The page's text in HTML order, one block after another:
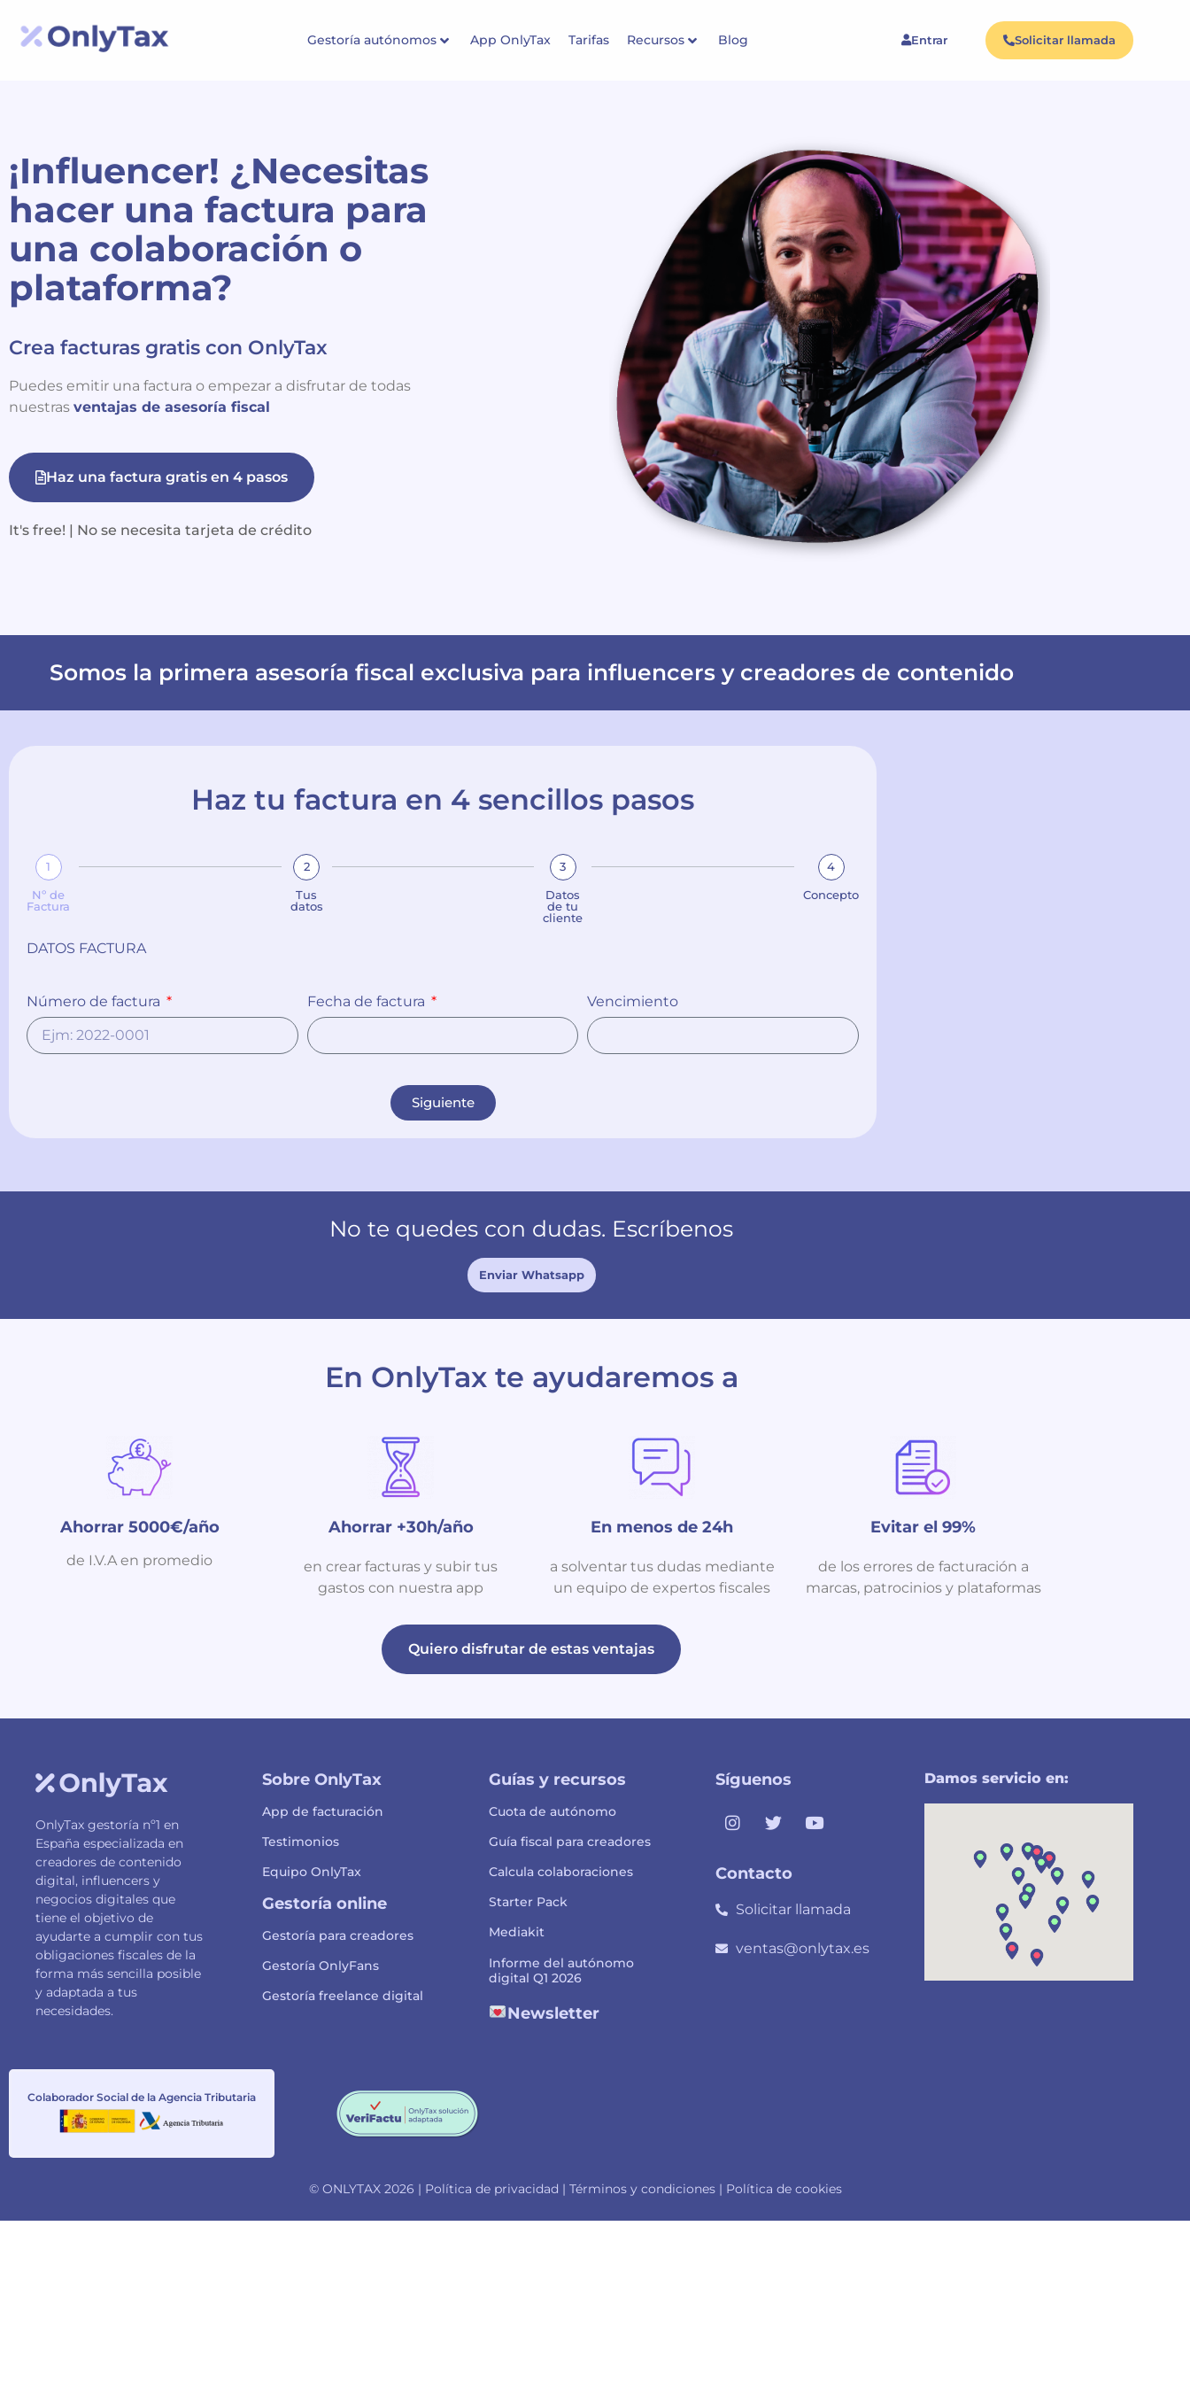
Gestoría autónomos App OnlyTax Tarifas Recursos Blog Entrar Solicitar llamada
¡Influencer! ¿Necesitas
hacer una factura para
una colaboración o
plataforma?
Crea facturas gratis con OnlyTax
Puedes emitir una factura o empezar a disfrutar de todas
nuestras ventajas de asesoría fiscal
Haz una factura gratis en 4 pasos
It's free! | No se necesita tarjeta de crédito
Somos la primera asesoría fiscal exclusiva para influencers y creadores de contenido
Haz tu factura en 4 sencillos pasos
1
Nº de
Factura
2
Tus
datos
3
Datos
de tu
cliente
4
Concepto
DATOS FACTURA
Número de factura Fecha de factura Vencimiento
Siguiente
No te quedes con dudas. Escríbenos
Enviar Whatsapp
En OnlyTax te ayudaremos a
Ahorrar 5000€/año
de I.V.A en promedio
Ahorrar +30h/año
en crear facturas y subir tus
gastos con nuestra app
En menos de 24h
a solventar tus dudas mediante
un equipo de expertos fiscales
Evitar el 99%
de los errores de facturación a
marcas, patrocinios y plataformas
Quiero disfrutar de estas ventajas
OnlyTax gestoría nº1 en
España especializada en
creadores de contenido
digital, influencers y
negocios digitales que
tiene el objetivo de
ayudarte a cumplir con tus
obligaciones fiscales de la
forma más sencilla posible
y adaptada a tus
necesidades.
Sobre OnlyTax
App de facturación
Testimonios
Equipo OnlyTax
Gestoría online
Gestoría para creadores
Gestoría OnlyFans
Gestoría freelance digital
Guías y recursos
Cuota de autónomo
Guía fiscal para creadores
Calcula colaboraciones
Starter Pack
Mediakit
Informe del autónomo
digital Q1 2026
Newsletter
Síguenos
Contacto
Solicitar llamada
ventas@onlytax.es
Damos servicio en:
Colaborador Social de la Agencia Tributaria
© ONLYTAX 2026 | Política de privacidad | Términos y condiciones | Política de cookies